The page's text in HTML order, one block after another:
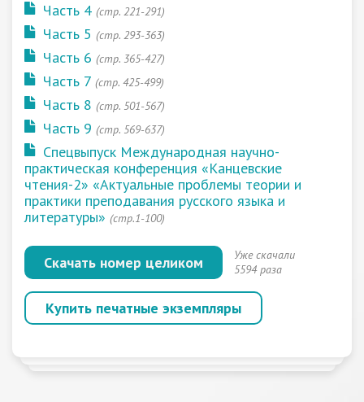
Часть 4 (стр. 221-291)
Часть 5 (стр. 293-363)
Часть 6 (стр. 365-427)
Часть 7 (стр. 425-499)
Часть 8 (стр. 501-567)
Часть 9 (стр. 569-637)
Спецвыпуск Международная научно-
практическая конференция «Канцевские
чтения-2» «Актуальные проблемы теории и
практики преподавания русского языка и
литературы» (стр.1-100)
Скачать номер целиком
Уже скачали
5594 раза
Купить печатные экземпляры